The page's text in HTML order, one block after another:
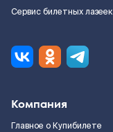
Сервис билетных лазеек
Компания
Главное о Купибилете